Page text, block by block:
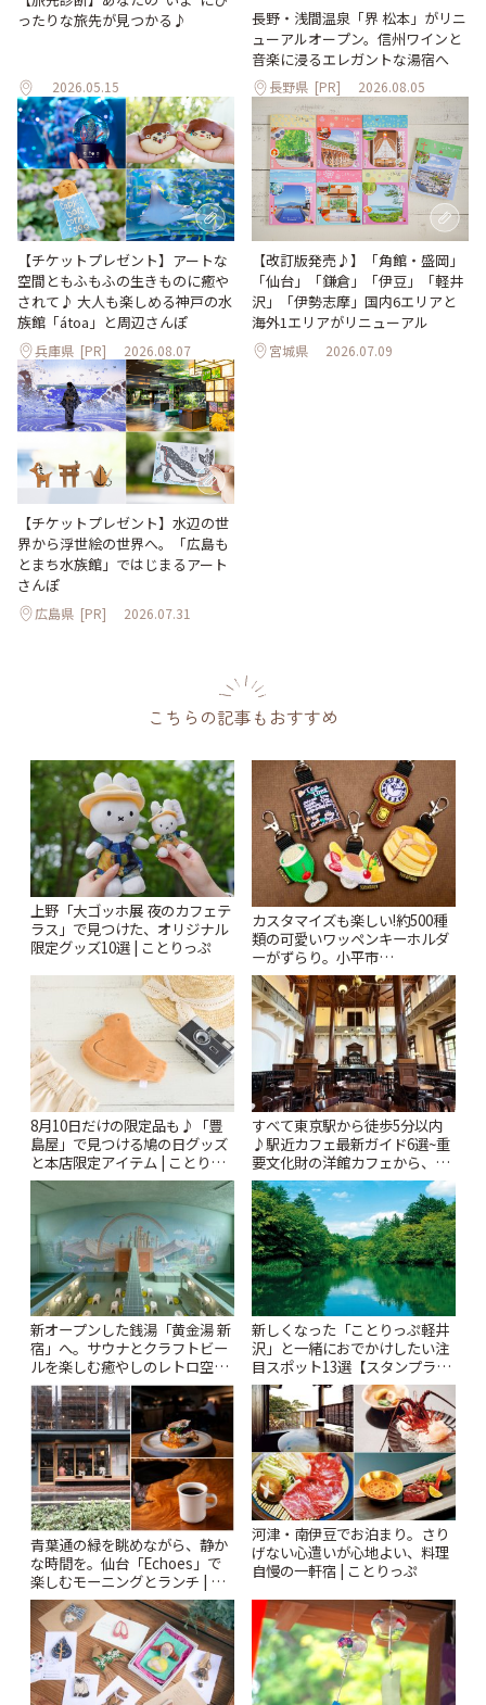
ったりな旅先が見つかる♪
2026.05.15
長野・浅間温泉「界 松本」がリニ
ューアルオープン。信州ワインと
音楽に浸るエレガントな湯宿へ
長野県 [PR] 2026.08.05
【チケットプレゼント】アートな
空間ともふもふの生きものに癒や
されて♪ 大人も楽しめる神戸の水
族館「átoa」と周辺さんぽ
兵庫県 [PR] 2026.08.07
【改訂版発売♪】「角館・盛岡」
「仙台」「鎌倉」「伊豆」「軽井
沢」「伊勢志摩」国内6エリアと
海外1エリアがリニューアル
宮城県 2026.07.09
【チケットプレゼント】水辺の世
界から浮世絵の世界へ。「広島も
とまち水族館」ではじまるアート
さんぽ
広島県 [PR] 2026.07.31
こちらの記事もおすすめ
上野「大ゴッホ展 夜のカフェテ
ラス」で見つけた、オリジナル
限定グッズ10選 | ことりっぷ
カスタマイズも楽しい!約500種
類の可愛いワッペンキーホルダ
ーがずらり。小平市
「Kimamaya T&K」 | ことりっ
ぷ
8月10日だけの限定品も♪「豊
島屋」で見つける鳩の日グッズ
と本店限定アイテム | ことりっ
ぷ
すべて東京駅から徒歩5分以内
♪駅近カフェ最新ガイド6選~重
要文化財の洋館カフェから、改
札すぐのレトロ喫茶まで~ | こと
りっぷ
新オープンした銭湯「黄金湯 新
宿」へ。サウナとクラフトビー
ルを楽しむ癒やしのレトロ空間
| ことりっぷ
新しくなった「ことりっぷ軽井
沢」と一緒におでかけしたい注
目スポット13選【スタンプラリ
ー開催中】 | ことりっぷ
青葉通の緑を眺めながら、静か
な時間を。仙台「Echoes」で
楽しむモーニングとランチ | こ
とりっぷ
河津・南伊豆でお泊まり。さり
げない心遣いが心地よい、料理
自慢の一軒宿 | ことりっぷ